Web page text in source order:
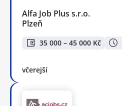
Alfa Job Plus s.r.o.
Plzeň
35 000 – 45 000 Kč
včerejší